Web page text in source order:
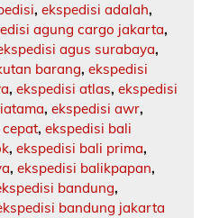
, ekspedisi adalah,
agung cargo jakarta,
agus surabaya,
barang, ekspedisi
, ekspedisi atlas, ekspedisi
, ekspedisi awr,
, ekspedisi bali
, ekspedisi bali prima,
, ekspedisi balikpapan,
bandung,
bandung jakarta